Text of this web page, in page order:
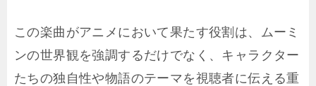
この楽曲がアニメにおいて果たす役割は、ムーミ
ンの世界観を強調するだけでなく、キャラクター
たちの独自性や物語のテーマを視聴者に伝える重